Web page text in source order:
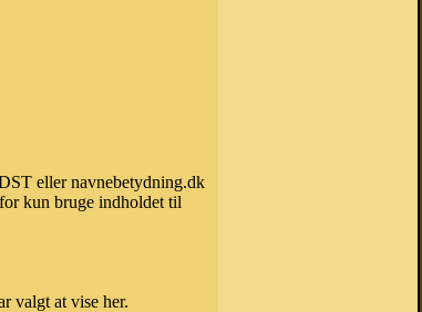
eller navnebetydning.dk
kun bruge indholdet til
valgt at vise her.